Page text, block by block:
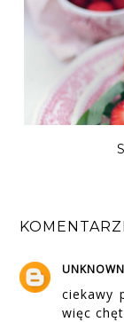
UNKNOWN
ciekawy
więc